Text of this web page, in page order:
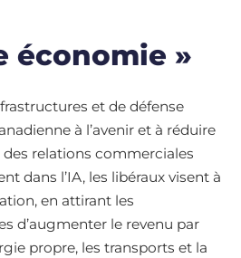
économie »
et de défense
à l’avenir et à réduire
relations commerciales
dans l’IA, les libéraux visent à
en attirant les
d’augmenter le revenu par
propre, les transports et la